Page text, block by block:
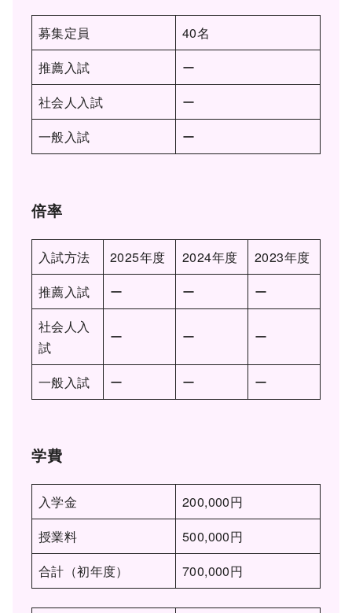
募集定員
40名
推薦入試
ー
社会人入試
ー
一般入試
ー
倍率
入試方法 2025年度 2024年度
2023年度
推薦入試
ー ー
ー
社会人入
試
ー ー ー
一般入試 ー ー ー
学費
入学金
200,000円
授業料
500,000円
合計（初年度）
700,000円